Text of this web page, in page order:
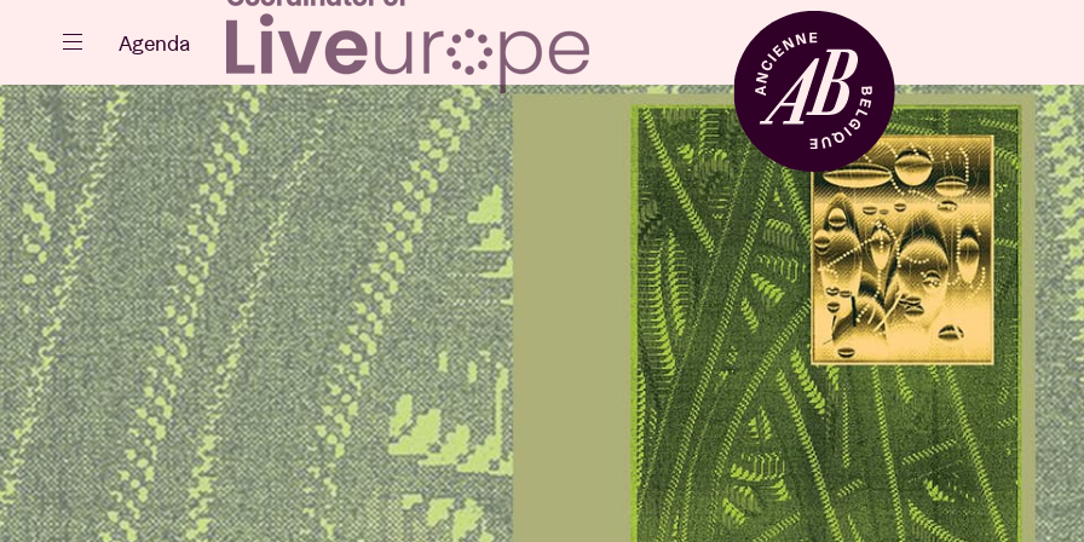
Close
Events
Projects
News
Venue hire
BRDCST
ABtv
Concert voucher
Agenda